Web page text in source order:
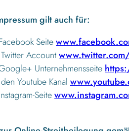
gilt auch für:
Seite
Account
Unternehmensseite
Youtube Kanal
Seite